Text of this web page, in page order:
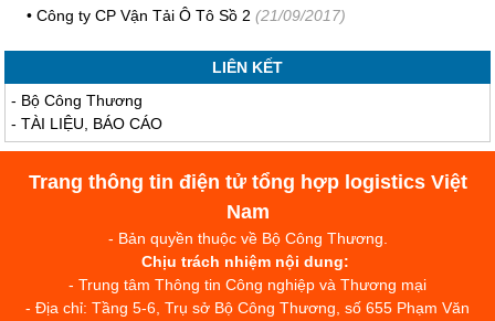
•Công ty CP Vận Tải Ô Tô Sồ 2 (21/09/2017)
LIÊN KẾT
- Bộ Công Thương
-TÀI LIỆU, BÁO CÁO
Trang thông tin điện tử tổng hợp logistics Việt
Nam
- Bản quyền thuộc về Bộ Công Thương.
Chịu trách nhiệm nội dung:
- Trung tâm Thông tin Công nghiệp và Thương mại
- Địa chỉ: Tầng 5-6, Trụ sở Bộ Công Thương, số 655 Phạm Văn